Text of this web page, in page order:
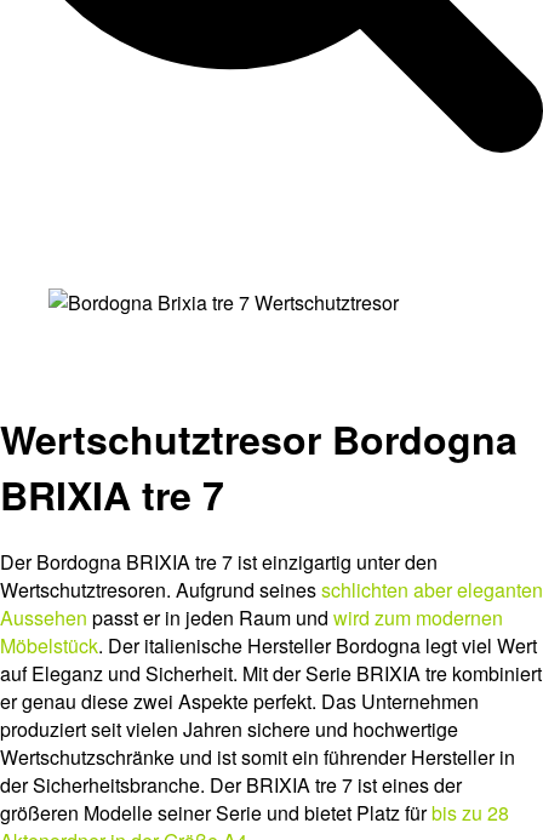
Wertschutztresor Bordogna
BRIXIA tre 7
Der Bordogna BRIXIA tre 7 ist einzigartig unter den
Wertschutztresoren. Aufgrund seinesschlichten aber eleganten
Aussehen passt er in jeden Raum und wird zum modernen
Möbelstück. Der italienische Hersteller Bordogna legt viel Wert
auf Eleganz und Sicherheit. Mit der Serie BRIXIA tre kombiniert
er genau diese zwei Aspekte perfekt. Das Unternehmen
produziert seit vielen Jahren sichere und hochwertige
Wertschutzschränke und ist somit ein führender Hersteller in
der Sicherheitsbranche. Der BRIXIA tre 7 ist eines der
größeren Modelle seiner Serie und bietet Platz fürbis zu 28